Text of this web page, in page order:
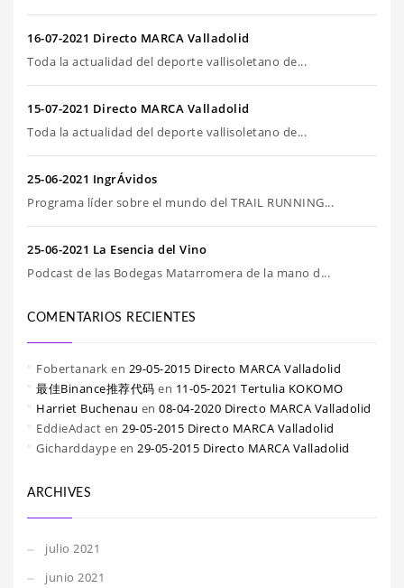
16-07-2021 Directo MARCA Valladolid
Toda la actualidad del deporte vallisoletano de...
15-07-2021 Directo MARCA Valladolid
Toda la actualidad del deporte vallisoletano de...
25-06-2021 IngrÁvidos
Programa líder sobre el mundo del TRAIL RUNNING...
25-06-2021 La Esencia del Vino
Podcast de las Bodegas Matarromera de la mano d...
COMENTARIOS RECIENTES
Fobertanark en 29-05-2015 Directo MARCA Valladolid
最佳Binance推荐代码 en 11-05-2021 Tertulia KOKOMO
Harriet Buchenau en 08-04-2020 Directo MARCA Valladolid
EddieAdact en 29-05-2015 Directo MARCA Valladolid
Gicharddaype en 29-05-2015 Directo MARCA Valladolid
ARCHIVES
julio 2021
junio 2021